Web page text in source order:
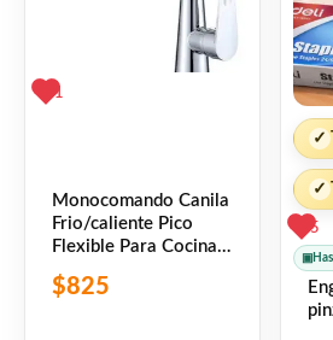
ME GUSTA3
👍 3 personas recomiendan este
1
Monocomando Canila
Frio/caliente Pico
Flexible Para Cocina
$825
✓
✓
5
▣